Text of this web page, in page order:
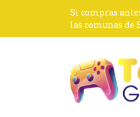
Si compras
las comunas de